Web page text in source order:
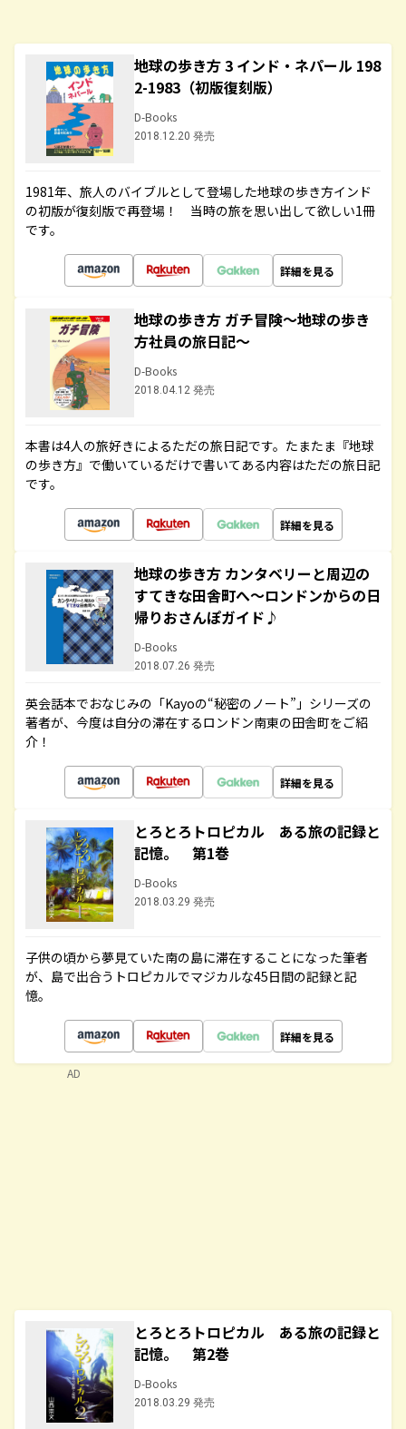
地球の歩き方 3 インド・ネパール 198
2-1983（初版復刻版）
D-Books
2018.12.20 発売
1981年、旅人のバイブルとして登場した地球の歩き方インド
の初版が復刻版で再登場！ 当時の旅を思い出して欲しい1冊
です。
詳細を見る
地球の歩き方 ガチ冒険～地球の歩き
方社員の旅日記～
D-Books
2018.04.12 発売
本書は4人の旅好きによるただの旅日記です。たまたま『地球
の歩き方』で働いているだけで書いてある内容はただの旅日記
です。
詳細を見る
地球の歩き方 カンタベリーと周辺の
すてきな田舎町へ～ロンドンからの日
帰りおさんぽガイド♪
D-Books
2018.07.26 発売
英会話本でおなじみの「Kayoの“秘密のノート”」シリーズの
著者が、今度は自分の滞在するロンドン南東の田舎町をご紹
介！
詳細を見る
とろとろトロピカル ある旅の記録と
記憶。 第1巻
D-Books
2018.03.29 発売
子供の頃から夢見ていた南の島に滞在することになった筆者
が、島で出合うトロピカルでマジカルな45日間の記録と記
憶。
詳細を見る
とろとろトロピカル ある旅の記録と
記憶。 第2巻
D-Books
2018.03.29 発売
AD